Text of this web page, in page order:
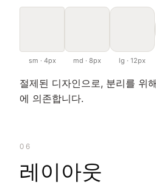
sm · 4px md · 8px lg · 12px
절제된 디자인으로, 분리를 위
에 의존합니다.
06
레이아웃